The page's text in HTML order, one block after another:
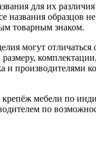
для их
названия образцов
товарным знаком.
могут отличаться
размеру,
и производителями
мебели по
по